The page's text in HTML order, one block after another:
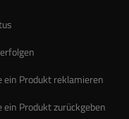
ein Produkt reklamieren
ein Produkt zurückgeben